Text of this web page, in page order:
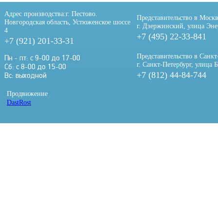
Адрес производства:г. Пестово.
Новгородская область, Устюженское шоссе
4
+7 (921) 201-33-31
Представительство в
г. Дзержинский, улица
+7 (495) 22-33-841
Пн - пт: с 9-00 до 17-00
Сб: с 8-00 до 15-00
Вс: выходной
Представительство в
г. Санкт-Петербург, улица
+7 (812) 44-84-744
Продвижение
DastRost